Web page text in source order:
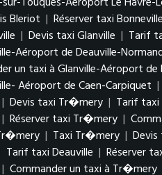
Bleriot | Réserver taxi
| Devis taxi Glanville | Tarif
Aéroport de Deauville-
un taxi à Glanville-Aéroport de
Aéroport de Caen-Carpiquet |
| Devis taxi Tr�mery | Tarif
| Réserver taxi Tr�mery |
| Taxi Tr�mery |
Tarif taxi Deauville | Réserver
| Commander un taxi à Tr�mery